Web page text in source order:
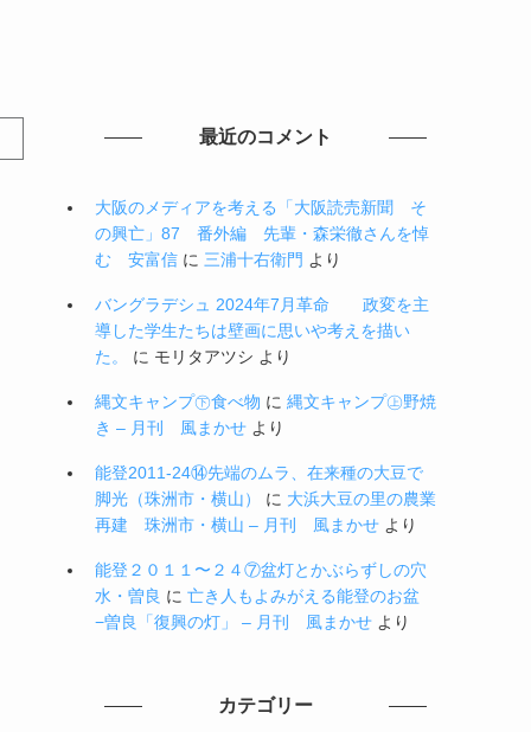
最近のコメント
大阪のメディアを考える「大阪読売新聞 そ
の興亡」87 番外編 先輩・森栄徹さんを悼
む 安富信 に 三浦十右衛門 より
バングラデシュ 2024年7月革命 政変を主
導した学生たちは壁画に思いや考えを描い
た。
に モリタアツシ より
縄文キャンプ㊦食べ物 に 縄文キャンプ㊤野焼
き – 月刊 風まかせ より
能登2011-24⑭先端のムラ、在来種の大豆で
脚光（珠洲市・横山）
に 大浜大豆の里の農業
再建 珠洲市・横山 – 月刊 風まかせ より
能登２０１１〜２４⑦盆灯とかぶらずしの穴
水・曽良 に 亡き人もよみがえる能登のお盆
−曽良「復興の灯」 – 月刊 風まかせ より
カテゴリー